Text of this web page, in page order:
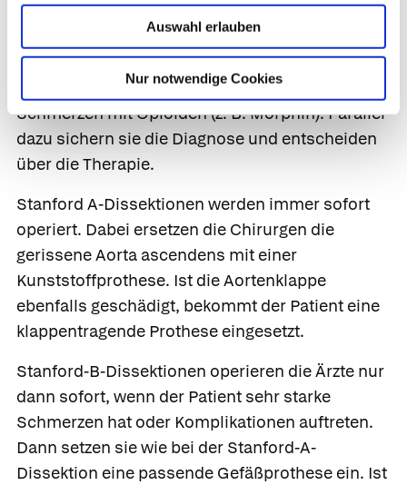
Auswahl erlauben
Nur notwendige Cookies
lebensbedrohlicher Notfall! Zunächst
stabilisieren die Ärzte den Kreislauf, senken
einen erhöhten Blutdruck auf systolische Werte
um 110–120 mmHg ab und bekämpfen die
Schmerzen mit Opioiden (z. B.Morphin). Parallel
dazu sichern sie die Diagnose und entscheiden
über die Therapie.
Stanford A-Dissektionen werden immer sofort
operiert. Dabei ersetzen die Chirurgen die
gerissene Aorta ascendens mit einer
Kunststoffprothese. Ist die Aortenklappe
ebenfalls geschädigt, bekommt der Patient eine
klappentragende Prothese eingesetzt.
Stanford-B-Dissektionen operieren die Ärzte nur
dann sofort, wenn der Patient sehr starke
Schmerzen hat oder Komplikationen auftreten.
Dann setzen sie wie bei der Stanford-A-
Dissektion eine passende Gefäßprothese ein. Ist